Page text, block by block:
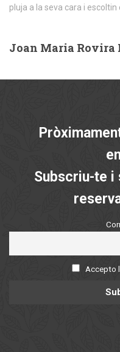
pluja a la seva cara i escoltin
Joan Maria Rovira
Subscriu-te i
Accepto